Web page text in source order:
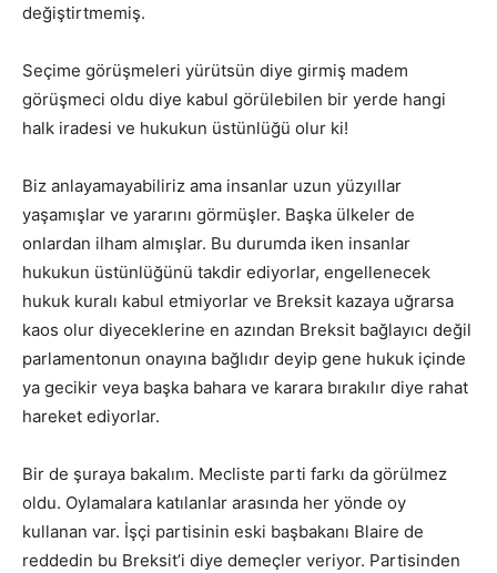
değiştirtmemiş.
Seçime görüşmeleri yürütsün diye girmiş madem
görüşmeci oldu diye kabul görülebilen bir yerde hangi
halk iradesi ve hukukun üstünlüğü olur ki!
Biz anlayamayabiliriz ama insanlar uzun yüzyıllar
yaşamışlar ve yararını görmüşler. Başka ülkeler de
onlardan ilham almışlar. Bu durumda iken insanlar
hukukun üstünlüğünü takdir ediyorlar, engellenecek
hukuk kuralı kabul etmiyorlar ve Breksit kazaya uğrarsa
kaos olur diyeceklerine en azından Breksit bağlayıcı değil
parlamentonun onayına bağlıdır deyip gene hukuk içinde
ya gecikir veya başka bahara ve karara bırakılır diye rahat
hareket ediyorlar.
Bir de şuraya bakalım. Mecliste parti farkı da görülmez
oldu. Oylamalara katılanlar arasında her yönde oy
kullanan var. İşçi partisinin eski başbakanı Blaire de
reddedin bu Breksit’i diye demeçler veriyor. Partisinden